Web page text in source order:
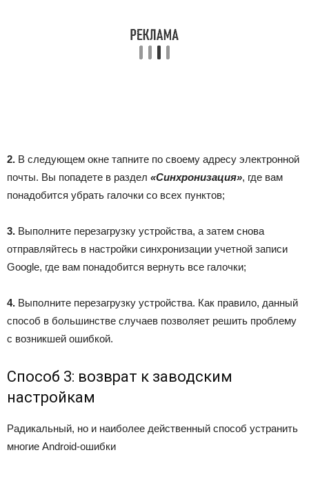
2. В следующем окне тапните по своему адресу электронной
почты. Вы попадете в раздел «Синхронизация», где вам
понадобится убрать галочки со всех пунктов;
3. Выполните перезагрузку устройства, а затем снова
отправляйтесь в настройки синхронизации учетной записи
Google, где вам понадобится вернуть все галочки;
4. Выполните перезагрузку устройства. Как правило, данный
способ в большинстве случаев позволяет решить проблему
с возникшей ошибкой.
Способ 3: возврат к заводским
настройкам
Радикальный, но и наиболее действенный способ устранить
многие Android-ошибки